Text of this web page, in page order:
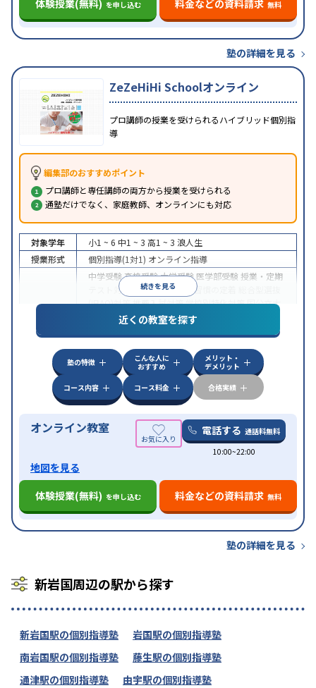
体験授業(無料) を申し込む 料金などの資料請求 無料
塾の詳細を見る
ZeZeHiHi Schoolオンライン
プロ講師の授業を受けられるハイブリッド個別指
導
編集部のおすすめポイント
プロ講師と専任講師の両方から授業を受けられる
通塾だけでなく、家庭教師、オンラインにも対応
続きを見る
対象学年 小1 ~ 6 中1 ~ 3 高1 ~ 3 浪人生
授業形式
個別指導(1対1) オンライン指導
中学受験高校受験大学受験 医学部受験 授業・定期
テスト対策
内申点対策 学習習慣の定着
(旧AO)対策推薦入試対策学校別特化対策国公立大
私大対策共通テスト対策
英語・英会話特化
特徴
中高一貫校生に対応授業の振替可能 不登校生に対
オンライン対応 1科目から受講可能季節講習の
みの受講可
自習室あり
近くの教室を探す
塾の特徴
こんな人に
おすすめ
メリット・
デメリット
コース内容
コース料金 合格実績
オンライン教室 電話する 通話料無料
10:00~22:00
地図を見る
体験授業(無料) を申し込む 料金などの資料請求 無料
塾の詳細を見る
新岩国周辺の駅から探す
新岩国駅の個別指導塾
岩国駅の個別指導塾
南岩国駅の個別指導塾
藤生駅の個別指導塾
通津駅の個別指導塾
由宇駅の個別指導塾